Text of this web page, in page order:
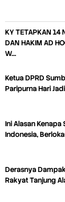
KY TETAPKAN 14
DAN HAKIM AD
W…
Ketua DPRD
Paripurna Hari
Ini Alasan
Indonesia,
Derasnya
Rakyat Tanjung